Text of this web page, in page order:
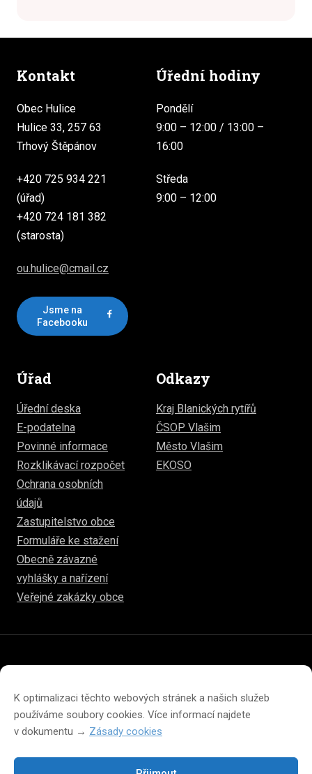
K optimalizaci těchto webových stránek a našich služeb
používáme soubory cookies. Více informací najdete
v dokumentu → Zásady cookies
Kontakt
Obec Hulice
Hulice 33, 257 63
Trhový Štěpánov
+420 725 934 221
(úřad)
+420 724 181 382
(starosta)
ou.hulice@cmail.cz
Jsme na
Facebooku
Úřední hodiny
Pondělí
9:00 – 12:00 / 13:00 –
16:00
Středa
9:00 – 12:00
Úřad
Úřední deska
E-podatelna
Povinné informace
Rozklikávací rozpočet
Ochrana osobních
údajů
Zastupitelstvo obce
Formuláře ke stažení
Obecně závazné
vyhlášky a nařízení
Veřejné zakázky obce
Odkazy
Kraj Blanických rytířů
ČSOP Vlašim
Město Vlašim
EKOSO
Prohlášení o přístupnosti
Prohlášení o ochraně soukromí
Zásady cookies (EU)